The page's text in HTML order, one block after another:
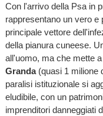
Con l'arrivo della Psa in
rappresentano un vero e
principale vettore
della pianura cuneese.
all'uomo, ma che mette
Granda(quasi 1 milione
paralisi istituzionale si
eludibile, con un
imprenditori danneggiati